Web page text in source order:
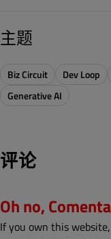
主题
Biz Circuit Dev Loop
Generative AI
评论
Oh no,
If you own this